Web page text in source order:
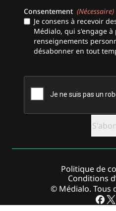
Consentement (Nécessaire)
Je consens à recevoir
Médialo, qui s'engage à
renseignements
désabonner en tout
© Médialo. Tous
Politique de
Conditions